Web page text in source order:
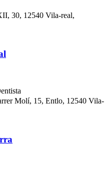
30, 12540 Vila-real,
Molí, 15, Entlo, 12540 Vila-